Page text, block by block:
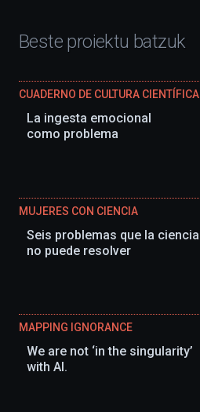
Beste proiektu batzuk
CUADERNO DE CULTURA CIENTÍFICA
La ingesta emocional
como problema
MUJERES CON CIENCIA
Seis problemas que la ciencia
no puede resolver
MAPPING IGNORANCE
We are not ‘in the singularity’
with AI.